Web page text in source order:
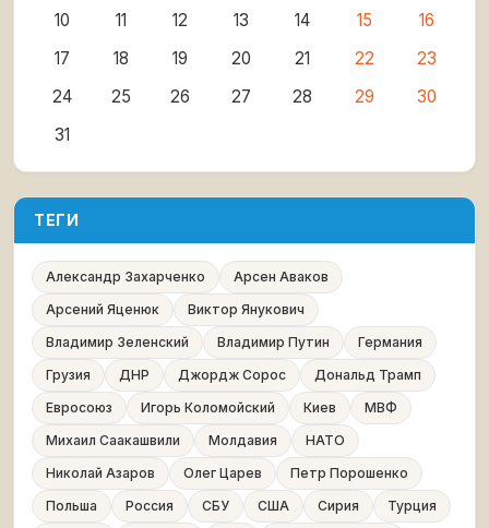
10
11 12 13 14 15
16
17
18 19 20 21 22
23
24
25 26 27 28 29
30
31
ТЕГИ
Александр Захарченко
Арсен Аваков
Арсений Яценюк
Виктор Янукович
Владимир Зеленский
Владимир Путин
Германия
Грузия
ДНР Джордж Сорос
Дональд Трамп
Евросоюз
Игорь Коломойский Киев
МВФ
Михаил Саакашвили
Молдавия
НАТО
Николай Азаров
Олег Царев
Петр Порошенко
Польша
Россия СБУ США Сирия
Турция